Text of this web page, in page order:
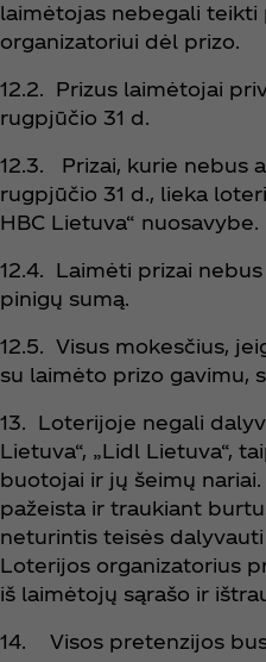
laimėtojas nebegali
organizatoriui dėl prizo.
12.2. Prizus laimėtojai
rugpjūčio 31 d.
12.3. Prizai, kurie nebus
rugpjūčio 31 d., lieka
HBC Lietuva“ nuosavybe.
12.4. Laimėti prizai
pinigų sumą.
12.5. Visus mokesčius,
su laimėto prizo gavimu,
13. Loterijoje negali
Lietuva“, „Lidl Lietuva“,
buotojai ir jų šeimų
pažeista ir traukiant
neturintis teisės
Loterijos organizatorius
iš laimėtojų sąrašo ir
14. Visos pretenzijos